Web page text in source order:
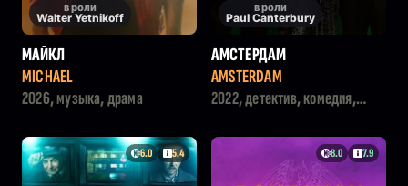
в роли
Walter Yetnikoff
МАЙКЛ
MICHAEL
2026, музыка, драма
в роли
Paul Canterbury
АМСТЕРДАМ
AMSTERDAM
2022, детектив, комедия,
6.0 5.4 8.0 7.9